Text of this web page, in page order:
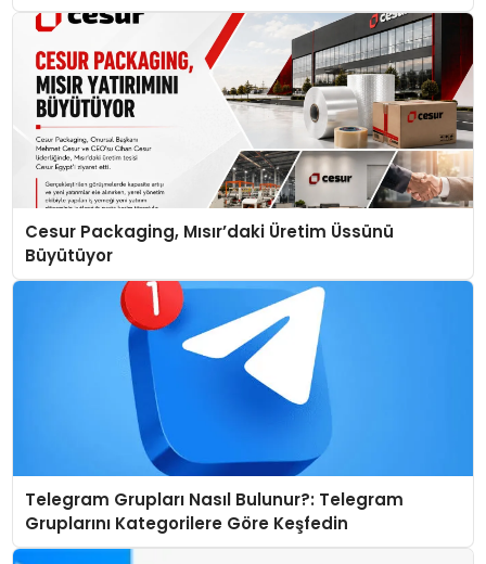
Cesur Packaging, Mısır’daki Üretim Üssünü
Büyütüyor
Telegram Grupları Nasıl Bulunur?: Telegram
Gruplarını Kategorilere Göre Keşfedin